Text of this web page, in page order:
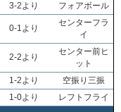
3-2より フォアボール
0-1より
センターフラ
イ
2-2より
センター前ヒ
ット
1-2より
空振り三振
1-0より
レフトフライ